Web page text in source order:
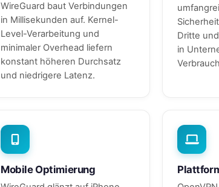
WireGuard baut Verbindungen
in Millisekunden auf. Kernel-
Level-Verarbeitung und
minimaler Overhead liefern
konstant höheren Durchsatz
und niedrigere Latenz.
Dritte
in
Mobile Optimierung